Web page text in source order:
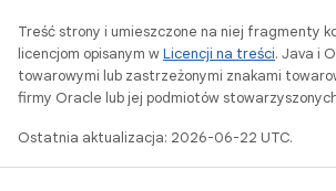
Treść strony i umieszczone na niej fragmenty
licencjom opisanym wLicencji na treści. Java i
towarowymi lub zastrzeżonymi znakami
firmy Oracle lub jej podmiotów
Ostatnia aktualizacja: 2026-06-22 UTC.